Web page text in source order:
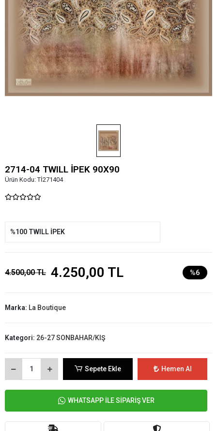
2714-04 TWILL İPEK 90X90
Ürün Kodu:Tİ271404
%100 TWILL İPEK
4.500,00 TL 4.250,00 TL %6
Marka: La Boutique
Kategori: 26-27 SONBAHAR/KIŞ
Sepete Ekle Hemen Al
WHATSAPP İLE SİPARİŞ VER